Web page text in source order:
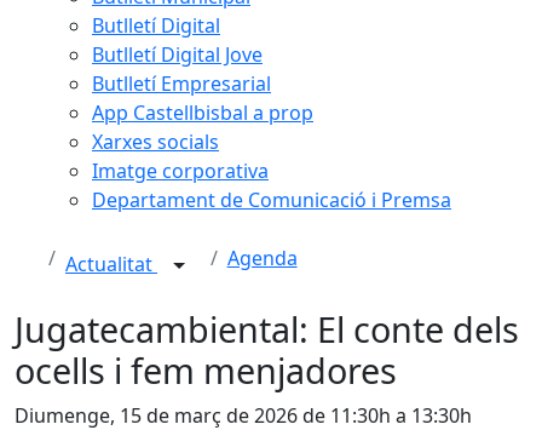
Butlletí Digital
Butlletí Digital Jove
Butlletí Empresarial
App Castellbisbal a prop
Xarxes socials
Imatge corporativa
Departament de Comunicació i Premsa
Actualitat Agenda
Jugatecambiental: El conte dels
ocells i fem menjadores
Diumenge, 15 de març de 2026 de 11:30h a 13:30h